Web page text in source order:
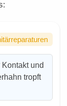
und
tropft